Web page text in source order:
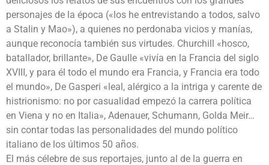
personajes de la época («los he entrevistando a todos, salvo
a Stalin y Mao»), a quienes no perdonaba vicios y manías,
aunque reconocía también sus virtudes. Churchill «hosco,
batallador, brillante», De Gaulle «vivía en la Francia del siglo
XVIII, y para él todo el mundo era Francia, y Francia era todo
el mundo», De Gasperi «leal, alérgico a la intriga y carente de
histrionismo: no por casualidad empezó la carrera política
en Viena y no en Italia», Adenauer, Schumann, Golda Meir…
sin contar todas las personalidades del mundo político
italiano de los últimos 50 años.
El más célebre de sus reportajes, junto al de la guerra en